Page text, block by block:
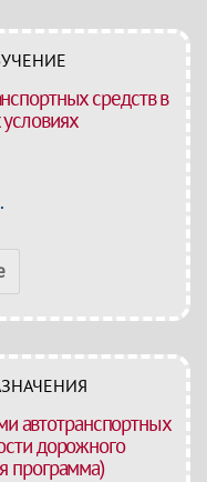
средств в
автотранспортных
дорожного
программа)